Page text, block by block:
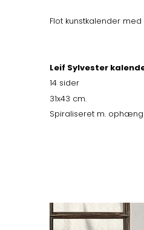
Flot kunstkalender
Leif Sylvester
14 sider
31x43 cm.
Spiraliseret m. ophæng